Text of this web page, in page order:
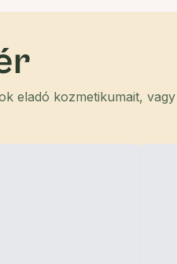
eladó kozmetikumait,